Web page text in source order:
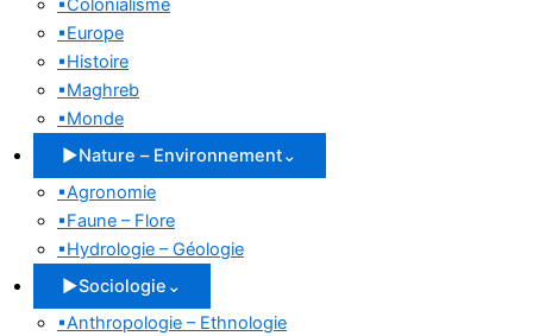
▪Colonialisme
▪Europe
▪Histoire
▪Maghreb
▪Monde
▶Nature – Environnement⌄
▪Agronomie
▪Faune – Flore
▪Hydrologie – Géologie
▶Sociologie ⌄
▪Anthropologie – Ethnologie